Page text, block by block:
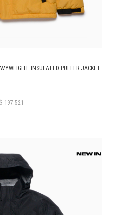
INSULATED PUFFER JACKET
197.521